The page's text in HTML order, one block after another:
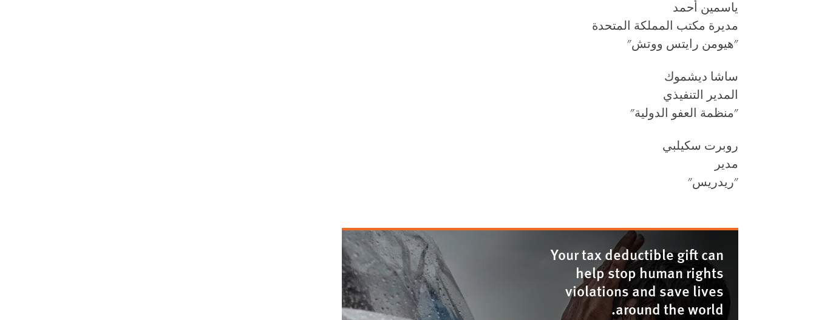
ياسمين أحمد
مديرة مكتب المملكة المتحدة
"هيومن رايتس ووتش"
ساشا ديشموك
المدير التنفيذي
"منظمة العفو الدولية"
روبرت سكيلبي
مدير
"ريدريس"
Your tax deductible gift can
help stop human rights
violations and save lives
around the world.